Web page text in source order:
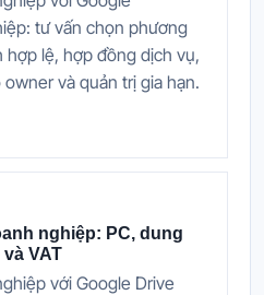
tư vấn chọn phương
hợp lệ, hợp đồng dịch vụ,
và quản trị gia hạn.
nghiệp: PC, dung
VAT
với Google Drive